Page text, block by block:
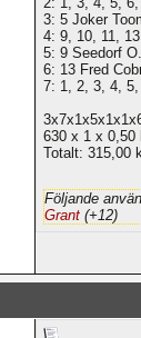
3: 5 Joker
4: 9, 10, 11,
5: 9 Seedorf
6: 13 Fred
7: 1, 2, 3, 4,
630 x 1 x 0,50
Totalt: 315,00
Följande
Grant (+12)